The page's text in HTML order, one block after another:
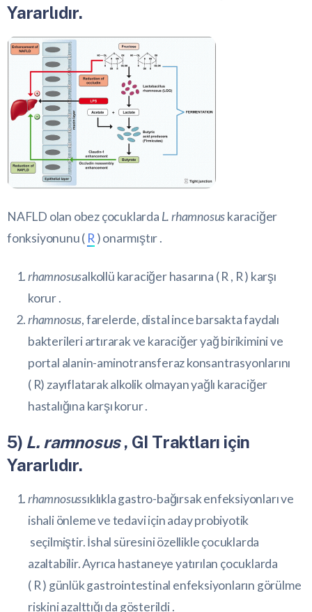
Yararlıdır.
NAFLD olan obez çocuklarda L. rhamnosuskaraciğer
fonksiyonunu ( R ) onarmıştır .
rhamnosusalkollü karaciğer hasarına (R , R) karşı
korur .
rhamnosus, farelerde, distal ince barsakta faydalı
bakterileri artırarak ve karaciğer yağ birikimini ve
portal alanin-aminotransferaz konsantrasyonlarını
( R) zayıflatarak alkolik olmayan yağlı karaciğer
hastalığına karşı korur .
5) L. ramnosus, GI Traktları için
Yararlıdır.
rhamnosussıklıkla gastro-bağırsak enfeksiyonları ve
ishali önleme ve tedavi için aday probiyotik
seçilmiştir. İshal süresini özellikle çocuklarda
azaltabilir. Ayrıca hastaneye yatırılan çocuklarda
( R) günlük gastrointestinal enfeksiyonların görülme
riskini azalttığı da gösterildi .